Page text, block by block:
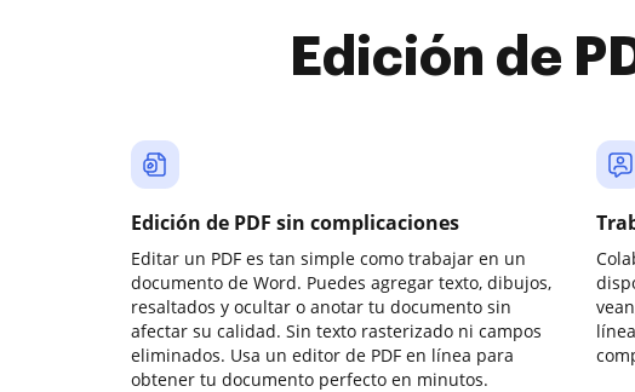
Edición de
Edición de PDF sin complicaciones
Editar un PDF es tan simple como trabajar en un
documento de Word. Puedes agregar texto, dibujos,
resaltados y ocultar o anotar tu documento sin
afectar su calidad. Sin texto rasterizado ni campos
eliminados. Usa un editor de PDF en línea para
obtener tu documento perfecto en minutos.